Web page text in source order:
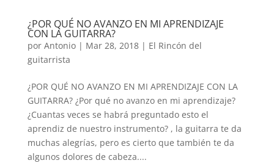
¿POR QUÉ NO AVANZO EN MI APRENDIZAJE
CON LA GUITARRA?
por Antonio| Mar 28, 2018| El Rincón del
guitarrista
¿POR QUÉ NO AVANZO EN MI APRENDIZAJE CON LA
GUITARRA? ¿Por qué no avanzo en mi aprendizaje?
¿Cuantas veces se habrá preguntado esto el
aprendiz de nuestro instrumento? , la guitarra te da
muchas alegrías, pero es cierto que también te da
algunos dolores de cabeza....